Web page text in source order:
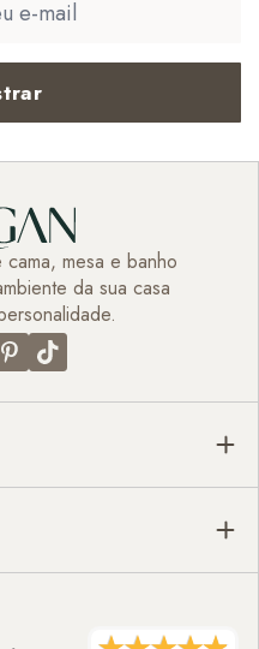
mesa e banho
da sua casa